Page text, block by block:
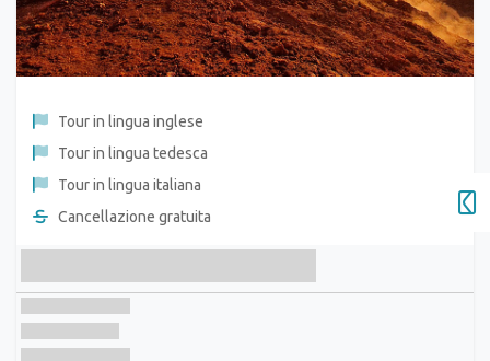
Tour in lingua inglese
Tour in lingua tedesca
Tour in lingua italiana
Cancellazione gratuita